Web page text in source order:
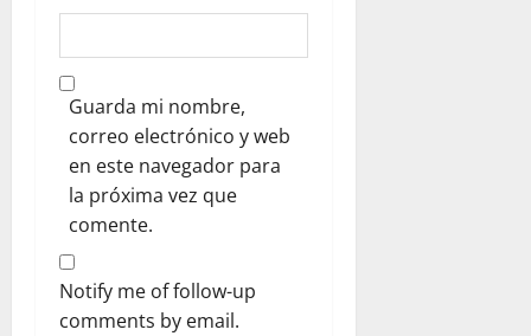
Guarda mi nombre,
correo electrónico y web
en este navegador para
la próxima vez que
comente.
Notify me of follow-up
comments by email.